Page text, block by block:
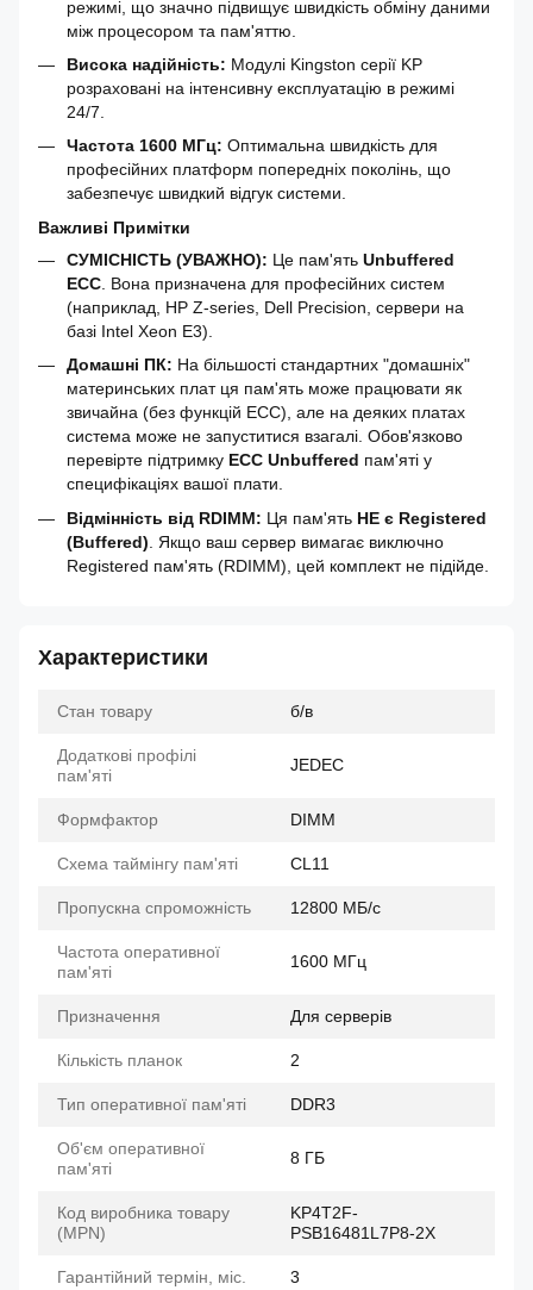
режимі, що значно підвищує швидкість обміну даними
між процесором та пам'яттю.
Висока надійність: Модулі Kingston серії KP
розраховані на інтенсивну експлуатацію в режимі
24/7.
Частота 1600 МГц: Оптимальна швидкість для
професійних платформ попередніх поколінь, що
забезпечує швидкий відгук системи.
Важливі Примітки
СУМІСНІСТЬ (УВАЖНО): Це пам'ять Unbuffered
ECC . Вона призначена для професійних систем
(наприклад, HP Z-series, Dell Precision, сервери на
базі Intel Xeon E3).
Домашні ПК: На більшості стандартних "домашніх"
материнських плат ця пам'ять може працювати як
звичайна (без функцій ECC), але на деяких платах
система може не запуститися взагалі. Обов'язково
перевірте підтримку ECC Unbuffered пам'яті у
специфікаціях вашої плати.
Відмінність від RDIMM: Ця пам'ять НЕ є Registered
(Buffered) . Якщо ваш сервер вимагає виключно
Registered пам'ять (RDIMM), цей комплект не підійде.
Характеристики
Стан товару б/в
Додаткові профілі
пам'яті
JEDEC
Формфактор DIMM
Схема таймінгу пам'яті CL11
Пропускна спроможність 12800 МБ/с
Частота оперативної
пам'яті
1600 МГц
Призначення Для серверів
Кількість планок 2
Тип оперативної пам'яті DDR3
Об'єм оперативної
пам'яті
8 ГБ
Код виробника товару
(MPN)
KP4T2F-
PSB16481L7P8-2X
Гарантійний термін, міс. 3